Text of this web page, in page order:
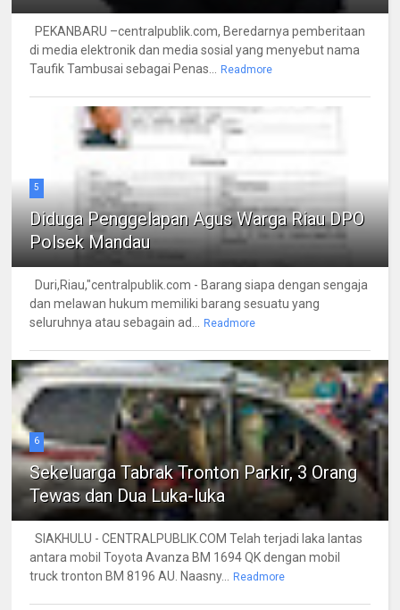
PEKANBARU –centralpublik.com, Beredarnya pemberitaan
di media elektronik dan media sosial yang menyebut nama
Taufik Tambusai sebagai Penas...
Readmore
5
Diduga Penggelapan Agus Warga Riau DPO
Polsek Mandau
Duri,Riau,"centralpublik.com - Barang siapa dengan sengaja
dan melawan hukum memiliki barang sesuatu yang
seluruhnya atau sebagain ad...
Readmore
6
Sekeluarga Tabrak Tronton Parkir, 3 Orang
Tewas dan Dua Luka-luka
SIAKHULU - CENTRALPUBLIK.COM Telah terjadi laka lantas
antara mobil Toyota Avanza BM 1694 QK dengan mobil
truck tronton BM 8196 AU. Naasny...
Readmore